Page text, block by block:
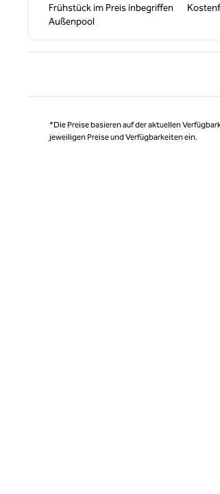
Frühstück im Preis inbegriffen
Außenpool
*Die Preise basieren auf der aktuellen
jeweiligen Preise und Verfügbarkeiten ein.